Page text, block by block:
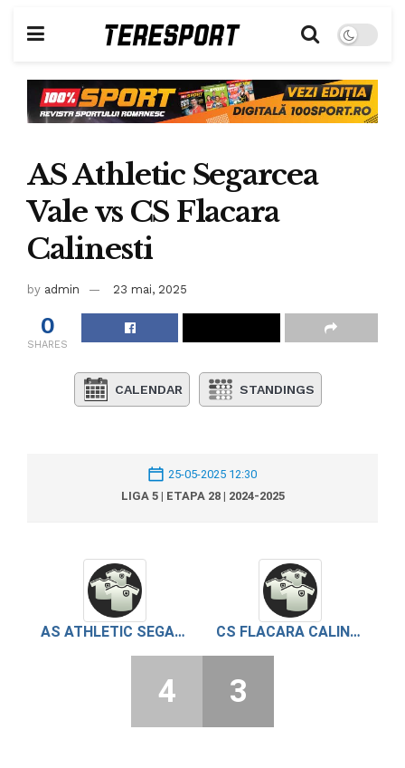
AS Athletic Segarcea
Vale vs CS Flacara
Calinesti
by admin 23 mai, 2025
0
SHARES
CALENDAR STANDINGS
25-05-2025 12:30
LIGA 5 | ETAPA 28 | 2024-2025
AS ATHLETIC SEGARCEA VALE CS FLACARA CALINESTI
4 3